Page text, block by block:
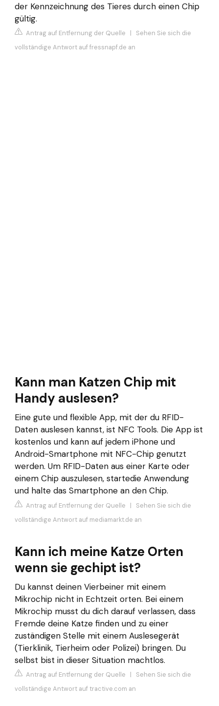
der Kennzeichnung des Tieres durch einen Chip
gültig.
Antrag auf Entfernung der Quelle | Sehen Sie sich die
vollständige Antwort auf fressnapf.de an
Kann man Katzen Chip mit
Handy auslesen?
Eine gute und flexible App, mit der du RFID-
Daten auslesen kannst, ist NFC Tools. Die App ist
kostenlos und kann auf jedem iPhone und
Android-Smartphone mit NFC-Chip genutzt
werden. Um RFID-Daten aus einer Karte oder
einem Chip auszulesen, startedie Anwendung
und halte das Smartphone an den Chip.
Antrag auf Entfernung der Quelle | Sehen Sie sich die
vollständige Antwort auf mediamarkt.de an
Kann ich meine Katze Orten
wenn sie gechipt ist?
Du kannst deinen Vierbeiner mit einem
Mikrochip nicht in Echtzeit orten. Bei einem
Mikrochip musst du dich darauf verlassen, dass
Fremde deine Katze finden und zu einer
zuständigen Stelle mit einem Auslesegerät
(Tierklinik, Tierheim oder Polizei) bringen. Du
selbst bist in dieser Situation machtlos.
Antrag auf Entfernung der Quelle | Sehen Sie sich die
vollständige Antwort auf tractive.com an